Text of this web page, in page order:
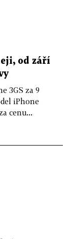
od září
3GS za 9
iPhone
cenu...